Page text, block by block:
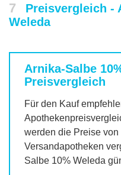
7
Preisvergleich -
Weleda
Arnika-Salbe
Preisvergleich
Für den Kauf
werden die Preise
Versandapotheken
Salbe 10% Weleda